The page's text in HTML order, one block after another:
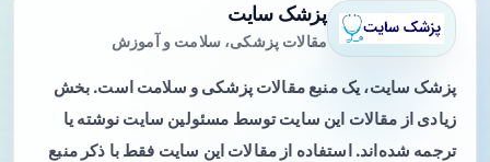
پزشک سایت
مقالات پزشکی، سلامت و آموزش
پزشک سایت، یک منبع مقالات پزشکی و سلامت است. بخش
زیادی از مقالات این سایت توسط مسئولین سایت نوشته یا
ترجمه شده‌اند. استفاده از مقالات این سایت فقط با ذکر منبع